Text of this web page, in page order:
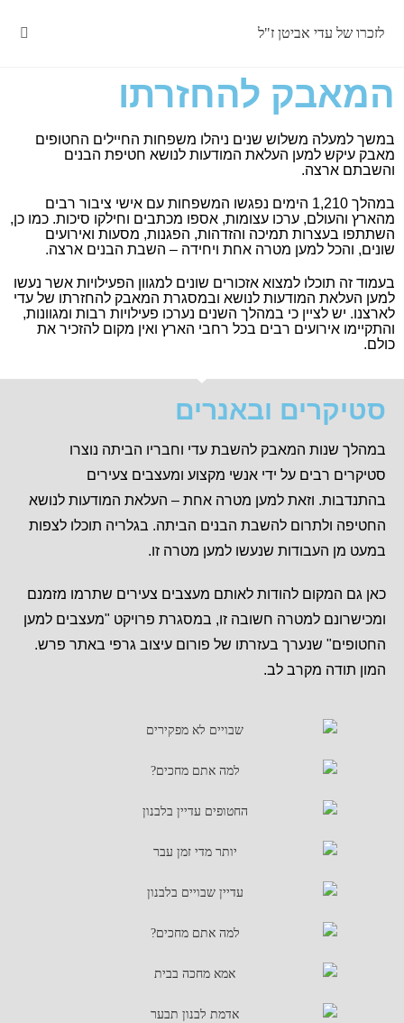
לזכרו של עדי אביטן ז"ל
המאבק להחזרתו
במשך למעלה משלוש שנים ניהלו משפחות החיילים החטופים
מאבק עיקש למען העלאת המודעות לנושא חטיפת הבנים
והשבתם ארצה.
במהלך 1,210 הימים נפגשו המשפחות עם אישי ציבור רבים
מהארץ והעולם, ערכו עצומות, אספו מכתבים וחילקו סיכות. כמו כן,
השתתפו בעצרות תמיכה והזדהות, הפגנות, מסעות ואירועים
שונים, והכל למען מטרה אחת ויחידה – השבת הבנים ארצה.
בעמוד זה תוכלו למצוא אזכורים שונים למגוון הפעילויות אשר נעשו
למען העלאת המודעות לנושא ובמסגרת המאבק להחזרתו של עדי
לארצנו. יש לציין כי במהלך השנים נערכו פעילויות רבות ומגוונות,
והתקיימו אירועים רבים בכל רחבי הארץ ואין מקום להזכיר את
כולם.
סטיקרים ובאנרים
במהלך שנות המאבק להשבת עדי וחבריו הביתה נוצרו
סטיקרים רבים על ידי אנשי מקצוע ומעצבים צעירים
בהתנדבות. וזאת למען מטרה אחת – העלאת המודעות לנושא
החטיפה ולתרום להשבת הבנים הביתה. בגלריה תוכלו לצפות
במעט מן העבודות שנעשו למען מטרה זו.
כאן גם המקום להודות לאותם מעצבים צעירים שתרמו מזמנם
ומכישרונם למטרה חשובה זו, במסגרת פרויקט "מעצבים למען
החטופים" שנערך בעזרתו של פורום עיצוב גרפי באתר פרש.
המון תודה מקרב לב.